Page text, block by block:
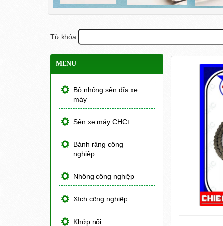
Từ khóa
MENU
Bộ nhông sên dĩa xe
máy
Sên xe máy CHC+
Bánh răng công
nghiệp
Nhông công nghiệp
Xích công nghiệp
Khớp nối